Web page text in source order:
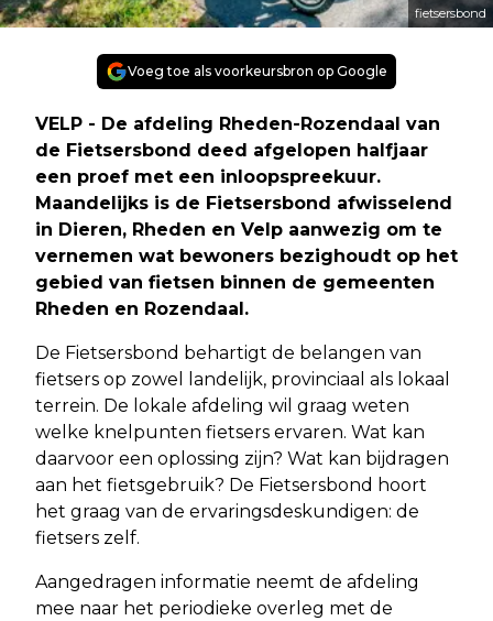
fietsersbond
Voeg toe als voorkeursbron op Google
VELP - De afdeling Rheden-Rozendaal van
de Fietsersbond deed afgelopen halfjaar
een proef met een inloopspreekuur.
Maandelijks is de Fietsersbond afwisselend
in Dieren, Rheden en Velp aanwezig om te
vernemen wat bewoners bezighoudt op het
gebied van fietsen binnen de gemeenten
Rheden en Rozendaal.
De Fietsersbond behartigt de belangen van
fietsers op zowel landelijk, provinciaal als lokaal
terrein. De lokale afdeling wil graag weten
welke knelpunten fietsers ervaren. Wat kan
daarvoor een oplossing zijn? Wat kan bijdragen
aan het fietsgebruik? De Fietsersbond hoort
het graag van de ervaringsdeskundigen: de
fietsers zelf.
Aangedragen informatie neemt de afdeling
mee naar het periodieke overleg met de